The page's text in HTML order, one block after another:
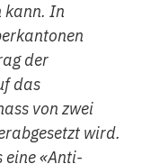
kann. In
der
das
von zwei
wird.
eine «Anti-